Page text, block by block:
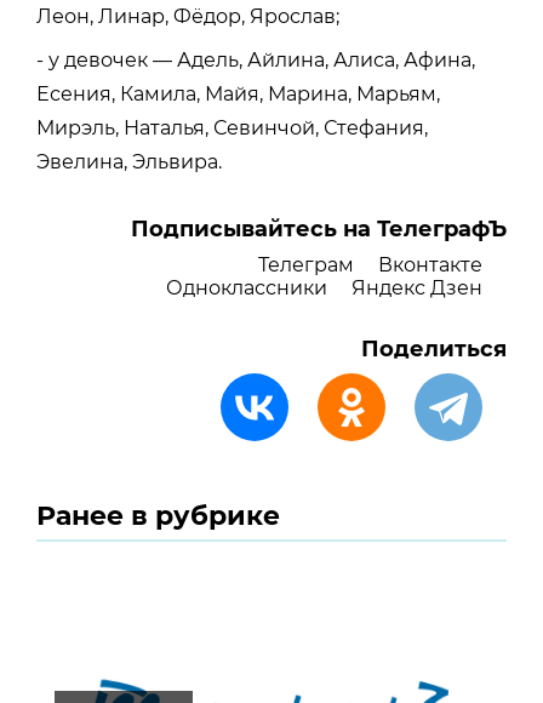
Леон, Линар, Фёдор, Ярослав;
- у девочек — Адель, Айлина, Алиса, Афина,
Есения, Камила, Майя, Марина, Марьям,
Мирэль, Наталья, Севинчой, Стефания,
Эвелина, Эльвира.
Подписывайтесь на ТелеграфЪ
Телеграм
Вконтакте
Одноклассники
Яндекс Дзен
Поделиться
Ранее в рубрике